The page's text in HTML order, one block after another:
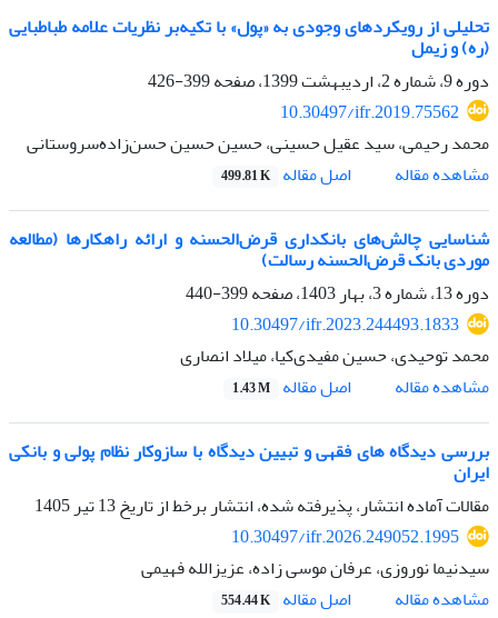
تحلیلی از رویکردهای وجودی به «پول» با تکیه‌بر نظریات علامه طباطبایی
(ره) و زیمل
دوره 9، شماره 2، اردیبهشت 1399، صفحه
399-426
10.30497/ifr.2019.75562
محمد رحیمی، سید عقیل حسینی، حسین حسین حسن‌زاده‌سروستانی
مشاهده مقاله
اصل مقاله 499.81 K
شناسایی چالش‌های بانکداری قرض‌الحسنه و ارائه راهکارها (مطالعه
موردی بانک قرض‌الحسنه رسالت)
دوره 13، شماره 3، بهار 1403، صفحه
399-440
10.30497/ifr.2023.244493.1833
محمد توحیدی، حسین مفیدی‌‎کیا، میلاد انصاری
مشاهده مقاله
اصل مقاله 1.43 M
بررسی دیدگاه های فقهی و تبیین دیدگاه با سازوکار نظام پولی و بانکی
ایران
مقالات آماده انتشار، پذیرفته شده، انتشار برخط از تاریخ13 تیر 1405
10.30497/ifr.2026.249052.1995
سیدنیما نوروزی، عرفان موسی زاده، عزیزالله فهیمی
مشاهده مقاله
اصل مقاله 554.44 K